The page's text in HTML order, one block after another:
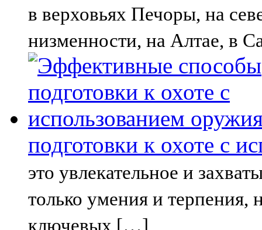
в верховьях Печоры, на
низменности, на Алтае, в
подготовки к охоте с
это увлекательное и
только умения и
ключевых […]